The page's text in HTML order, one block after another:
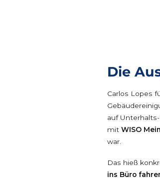
Die
Carlos Lopes
auf
mit WISO
war.
Das hieß
ins Büro